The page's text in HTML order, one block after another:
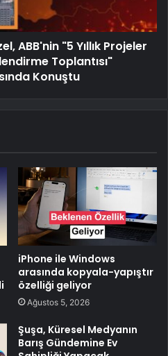
ABB'nin "5 Yıllık Projeler
Toplantısı"
Konuştu
iPhone ile Windows
arasında kopyala-yapıştır
özelliği geliyor
Ağustos 5, 2026
Şuşa, Küresel Medyanın
Barış Gündemine Ev